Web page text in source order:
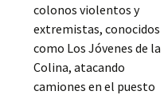
colonos violentos y
extremistas, conocidos
como Los Jóvenes de la
Colina, atacando
camiones en el puesto